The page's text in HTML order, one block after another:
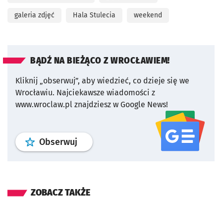
galeria zdjęć Hala Stulecia weekend
BĄDŹ NA BIEŻĄCO Z WROCŁAWIEM!
Kliknij „obserwuj”, aby wiedzieć, co dzieje się we
Wrocławiu. Najciekawsze wiadomości z
www.wroclaw.pl znajdziesz w Google News!
Obserwuj profil serwisu
ZOBACZ TAKŻE